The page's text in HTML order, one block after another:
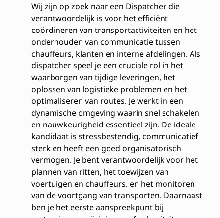
Wij zijn op zoek naar een Dispatcher die
verantwoordelijk is voor het efficiënt
coördineren van transportactiviteiten en het
onderhouden van communicatie tussen
chauffeurs, klanten en interne afdelingen. Als
dispatcher speel je een cruciale rol in het
waarborgen van tijdige leveringen, het
oplossen van logistieke problemen en het
optimaliseren van routes. Je werkt in een
dynamische omgeving waarin snel schakelen
en nauwkeurigheid essentieel zijn. De ideale
kandidaat is stressbestendig, communicatief
sterk en heeft een goed organisatorisch
vermogen. Je bent verantwoordelijk voor het
plannen van ritten, het toewijzen van
voertuigen en chauffeurs, en het monitoren
van de voortgang van transporten. Daarnaast
ben je het eerste aanspreekpunt bij